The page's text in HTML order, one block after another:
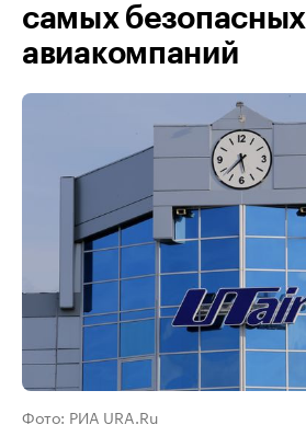
самых безопасных
авиакомпаний
Фото: РИА URA.Ru